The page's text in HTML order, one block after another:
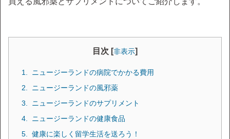
目次 [非表示]
ニュージーランドの病院でかかる費用
ニュージーランドの風邪薬
ニュージーランドのサプリメント
ニュージーランドの健康食品
健康に楽しく留学生活を送ろう！